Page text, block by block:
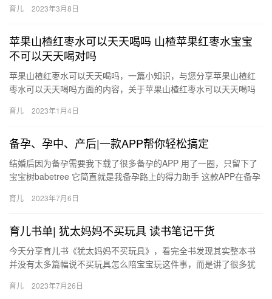
春…
育儿 2023年3月8日
苹果山楂红枣水可以天天喝吗 山楂苹果红枣水宝宝
不可以天天喝对吗
苹果山楂红枣水可以天天喝吗，一篇小知识，与您分享苹果山楂红
枣水可以天天喝吗方面的内容，关于苹果山楂红枣水可以天天喝吗
山…
育儿 2023年1月4日
备孕、孕中、产后|一款APP帮你轻松搞定
结婚后因为备孕需要我下载了很多备孕的APP 用了一圈，只留下了
宝宝树babetree 它简直就是我备孕路上的得力助手 这款APP在备孕
育儿 2023年7月6日
育儿书单| 犹太妈妈不买玩具 读书笔记干货
今天分享育儿书《犹太妈妈不买玩具》，看完全书发现其实整本书
并没有太多篇幅说不买玩具怎么陪宝宝玩这件事，而是讲了很多犹
不买…
育儿 2023年7月26日